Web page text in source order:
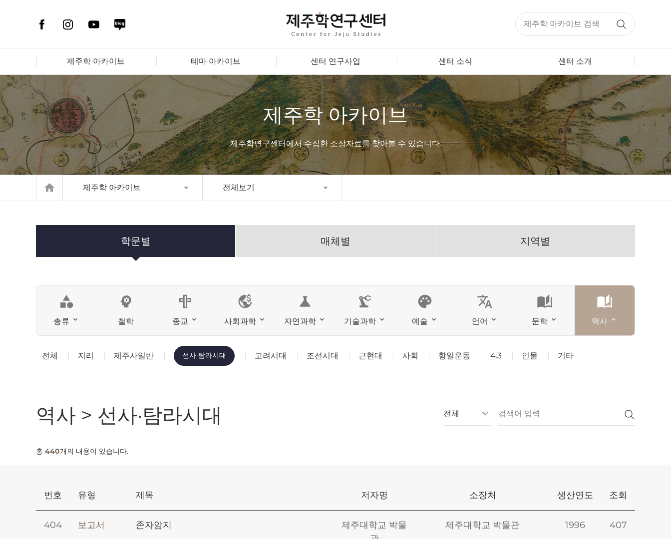
제주학 아카이브 테마 아카이브 센터 연구사업 센터 소식 센터 소개
제주학 아카이브
제주학연구센터에서 수집한 소장자료를 찾아볼 수 있습니다.
home 제주학 아카이브 전체보기
학문별 매체별 지역별
category
총류
psychology
철학 종교 사회과학
science
자연과학
precision_manufacturing
기술과학
palette
예술
translate
언어
auto_stories
문학
auto_stories
역사
전체 지리 제주사일반 선사·탐라시대 고려시대 조선시대 근현대 사회 항일운동 4.3 인물 기타
역사 > 선사·탐라시대
총 440개의 내용이 있습니다.
번호 유형 제목 저자명 소장처 생산연도 조회
404 보고서 존자암지
제주대학교 박물
제주대학교 박물관 1996 407